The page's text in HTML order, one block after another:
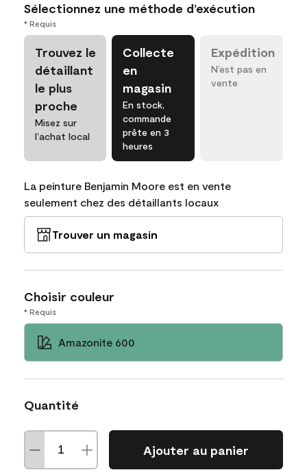
Sélectionnez une méthode d’exécution
* Requis
Trouvez le
détaillant
le plus
proche
Misez sur
l’achat local
Collecte
en
magasin
En stock,
commande
prête en 3
heures
Expédition
N’est pas en
vente
La peinture Benjamin Moore est en vente
seulement chez des détaillants locaux
Trouver un magasin
Choisir couleur
* Requis
Amazonite 600
Quantité
Ajouter au panier